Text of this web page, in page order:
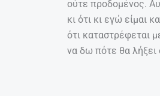
ούτε προδομένος.
κι ότι κι εγώ είμαι
ότι καταστρέφεται
να δω πότε θα λήξει